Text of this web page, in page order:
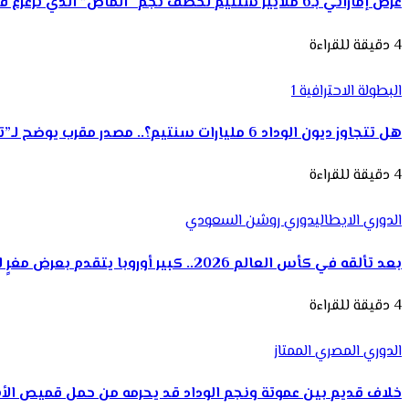
4 دقيقة للقراءة
البطولة الاحترافية 1
هل تتجاوز ديون الوداد 6 مليارات سنتيم؟.. مصدر مقرب يوضح لـ”تيلي سبورت”
4 دقيقة للقراءة
الدوري الايطاليدوري روشن السعودي
بعد تألقه في كأس العالم 2026.. كبير أوروبا يتقدم بعرض مغرٍ للهلال لضم إبن الوداد ياسين بونو
4 دقيقة للقراءة
الدوري المصري الممتاز
خلاف قديم بين عموتة ونجم الوداد قد يحرمه من حمل قميص